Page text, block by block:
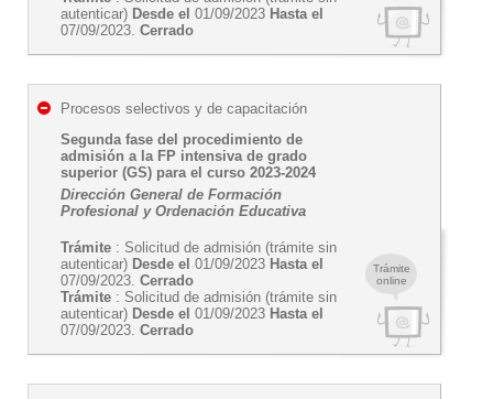
autenticar) Desde el 01/09/2023 Hasta el
07/09/2023. Cerrado
Trámite
online
Procesos selectivos y de capacitación
Segunda fase del procedimiento de
admisión a la FP intensiva de grado
superior (GS) para el curso 2023-2024
Dirección General de Formación
Profesional y Ordenación Educativa
Trámite : Solicitud de admisión (trámite sin
autenticar) Desde el 01/09/2023 Hasta el
07/09/2023. Cerrado
Trámite : Solicitud de admisión (trámite sin
autenticar) Desde el 01/09/2023 Hasta el
07/09/2023. Cerrado